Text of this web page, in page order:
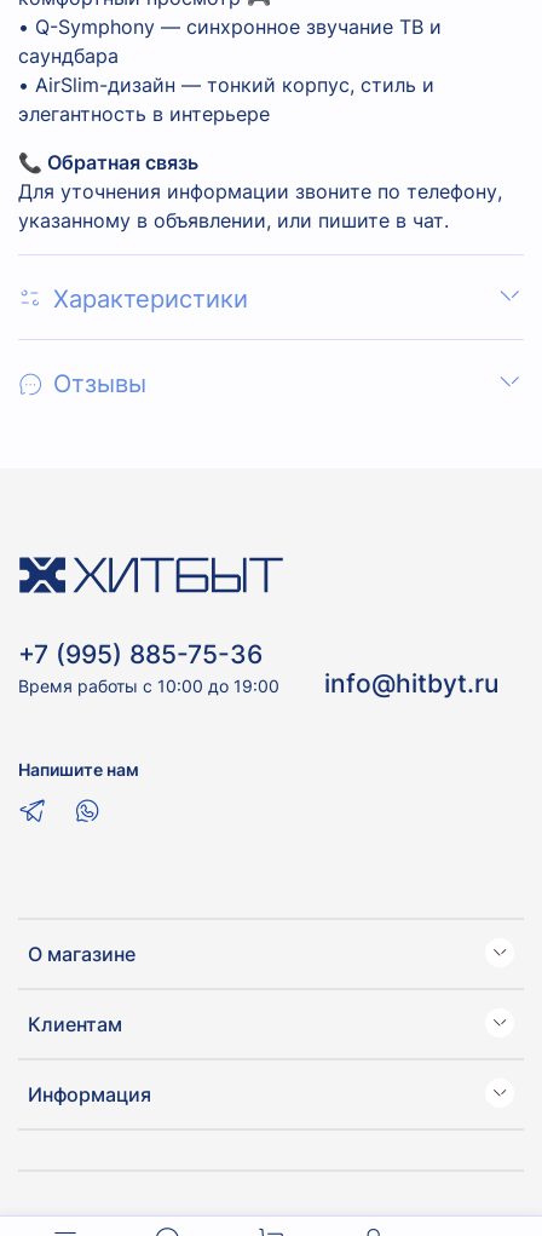
• Q-Symphony — синхронное звучание ТВ и
саундбара
• AirSlim-дизайн — тонкий корпус, стиль и
элегантность в интерьере
📞 Обратная связь
Для уточнения информации звоните по телефону,
указанному в объявлении, или пишите в чат.
Характеристики
Отзывы
О магазине
Клиентам
Информация
+7 (995) 885-75-36
Время работы с 10:00 до 19:00 info@hitbyt.ru
Напишите нам